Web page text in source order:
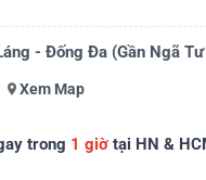
đến 12 hải lý trong
- Đống Đa (Gần Ngã
Xem Map
trong 1 giờtại HN &